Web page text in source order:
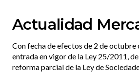
Actualidad
Con fecha de efectos de 2 de octubre
entrada en vigor de la Ley 25/2011,
reforma parcial de la Ley de